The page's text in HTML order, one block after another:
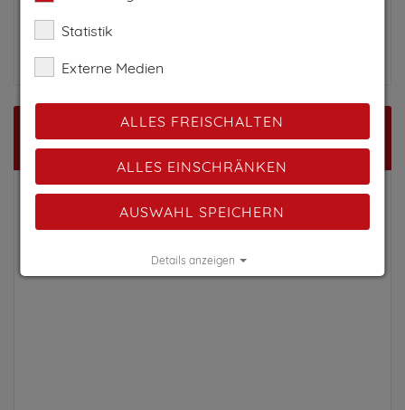
rechts ab in Richtung Ladis. Bereits nach 50 m sehen
Sie unser Haus Talblick auf der rechten Seite.
Karte
Statistik
Externe Medien
ALLES FREISCHALTEN
ALLES EINSCHRÄNKEN
AUSWAHL SPEICHERN
Details anzeigen